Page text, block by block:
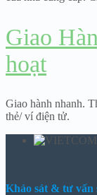
Giao
hoạt
Giao hành nhanh.
thẻ/ ví điện tử.
Khảo sát & tư vấn